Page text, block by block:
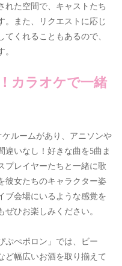
れた空間で、キャストたち
。また、リクエストに応じ
くれることもあるので、
カラオケで一緒
ルームがあり、アニソンや
違いなし！好きな曲を5曲ま
プレイヤーたちと一緒に歌
彼女たちのキャラクター姿
ブ会場にいるような感覚を
ひお楽しみください。
ぷぺポロン」では、ビー
ど幅広いお酒を取り揃えて